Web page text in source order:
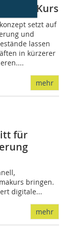
auf Kurs
setzt auf
und
lassen
in kürzerer
mehr
für
bringen.
digitale...
mehr